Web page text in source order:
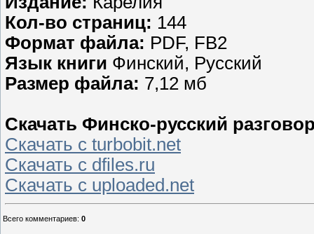
Кол-во страниц: 144
Формат файла: PDF, FB2
Язык книги Финский, Русский
Размер файла: 7,12 мб
Скачать Финско-русский
Скачать с turbobit.net
Скачать с dfiles.ru
Скачать с uploaded.net
Всего комментариев: 0